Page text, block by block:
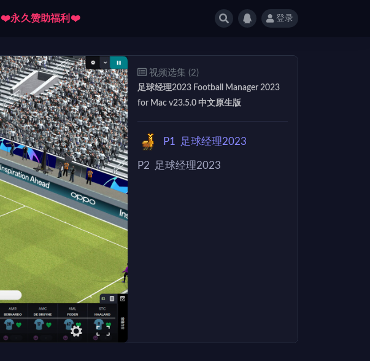
❤️永久赞助福利❤️ 登录
视频选集 (2)
足球经理2023 Football Manager 2023
for Mac v23.5.0 中文原生版
P1 足球经理2023
P2 足球经理2023